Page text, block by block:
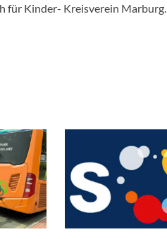
für Kinder- Kreisverein Marburg.